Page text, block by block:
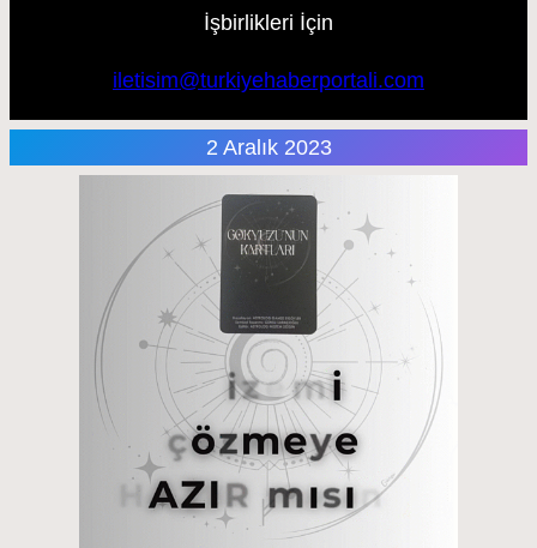
İşbirlikleri İçin
iletisim@turkiyehaberportali.com
2 Aralık 2023